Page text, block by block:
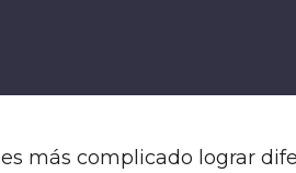
más complicado lograr